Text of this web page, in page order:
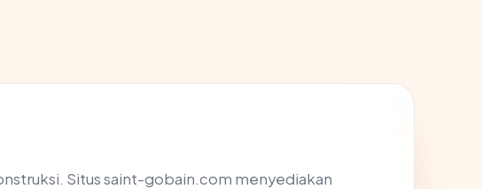
Situs saint-gobain.com menyediakan